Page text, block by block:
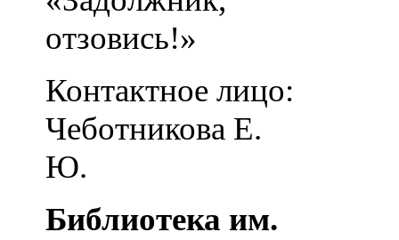
отзовись!»
Контактное лицо:
Чеботникова Е.
Ю.
Библиотека им.